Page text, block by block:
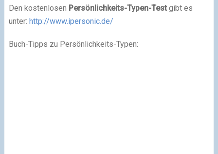
Den kostenlosen Persönlichkeits-Typen-Testgibt es
unter: http://www.ipersonic.de/
Buch-Tipps zu Persönlichkeits-Typen: